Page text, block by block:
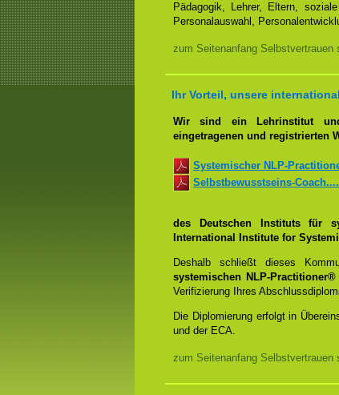
Pädagogik, Lehrer, Eltern,
Personalauswahl,
zum Seitenanfang
Ihr Vorteil, unsere
Wir sind ein Lehrinstitut
eingetragenen und registrierten
Systemischer NLP-
Selbstbewusstseins-Coach....
des Deutschen Instituts für
International Institute for
Deshalb schließt dieses
systemischen NLP-Practitioner®
Verifizierung Ihres
Die Diplomierung erfolgt in
und der ECA.
zum Seitenanfang